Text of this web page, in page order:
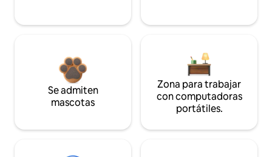
Se admiten
mascotas
Zona para trabajar
con computadoras
portátiles.